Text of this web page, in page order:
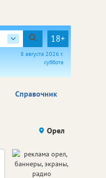
18+
8 августа 2026 г.
суббота
Справочник
Происшествия Здоровье
Орел